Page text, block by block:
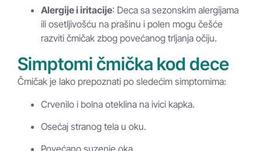
Alergije i iritacije: Deca sa sezonskim alergijama
ili osetljivošću na prašinu i polen mogu češće
razviti čmičak zbog povećanog trljanja očiju.
Simptomi čmička kod dece
Čmičak je lako prepoznati po sledećim simptomima:
Crvenilo i bolna oteklina na ivici kapka.
Osećaj stranog tela u oku.